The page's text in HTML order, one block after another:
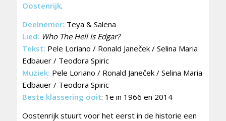
Oostenrijk.
Deelnemer: Teya & Salena
Lied: Who The Hell Is Edgar?
Tekst: Pele Loriano / Ronald Janeček / Selina Maria
Edbauer / Teodora Spiric
Muziek: Pele Loriano / Ronald Janeček / Selina Maria
Edbauer / Teodora Spiric
Beste klassering ooit: 1e in 1966 en 2014
Oostenrijk stuurt voor het eerst in de historie een